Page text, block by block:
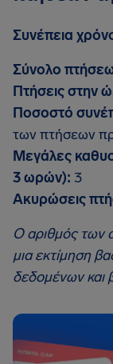
Συνέπεια
Σύνολο
Πτήσεις στην
Ποσοστό
των πτήσεων
Μεγάλες
3 ωρών): 3
Ακυρώσεις
Ο αριθμός των
μια εκτίμηση
δεδομένων και